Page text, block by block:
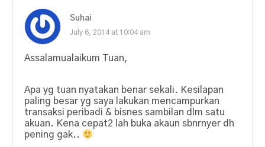
Suhai
July 6, 2014 at 10:04 am
Assalamualaikum Tuan,
Apa yg tuan nyatakan benar sekali. Kesilapan
paling besar yg saya lakukan mencampurkan
transaksi peribadi & bisnes sambilan dlm satu
akuan. Kena cepat2 lah buka akaun sbnrnyer dh
pening gak..